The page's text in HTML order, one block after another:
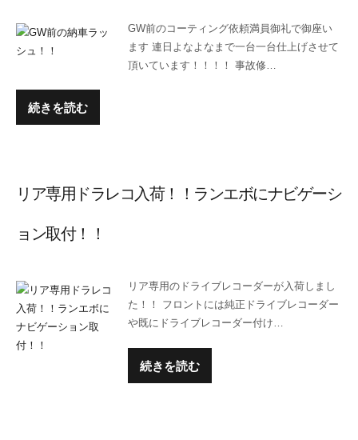
GW前のコーティング依頼満員御礼で御座い
ます 連日よなよなまで一台一台仕上げさせて
頂いています！！！！ 事故修…
続きを読む
リア専用ドラレコ入荷！！ランエボにナビゲーシ
ョン取付！！
リア専用のドライブレコーダーが入荷しまし
た！！ フロントには純正ドライブレコーダー
や既にドライブレコーダー付け…
続きを読む